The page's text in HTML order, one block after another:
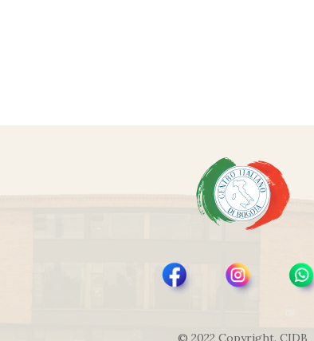
© 2022 Copyright. CIDB